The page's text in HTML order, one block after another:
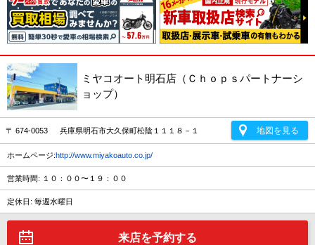
ミヤコオート明石店（Ｃｈｏｐｓパートナーシ
ョップ）
〒 674-0053 兵庫県明石市大久保町松陰１１１８－１ 地図を見る
ホームページ:http://www.miyakoauto.co.jp/
営業時間: １０：００〜１９：００
定休日: 毎週水曜日
来店を予約する